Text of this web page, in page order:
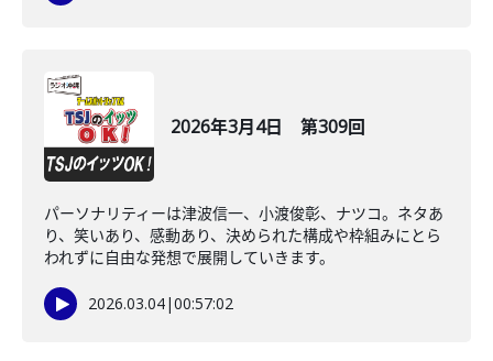
2026年3月4日 第309回
パーソナリティーは津波信一、小渡俊彰、ナツコ。ネタあ
り、笑いあり、感動あり、決められた構成や枠組みにとら
われずに自由な発想で展開していきます。
2026.03.04|00:57:02